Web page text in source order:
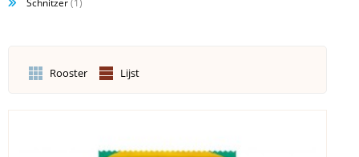
Rooster Lijst